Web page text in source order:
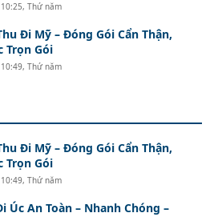
10:25, Thứ năm
Đi Mỹ – Đóng Gói Cẩn Thận,
Trọn Gói
10:49, Thứ năm
Đi Mỹ – Đóng Gói Cẩn Thận,
Trọn Gói
10:49, Thứ năm
Úc An Toàn – Nhanh Chóng –